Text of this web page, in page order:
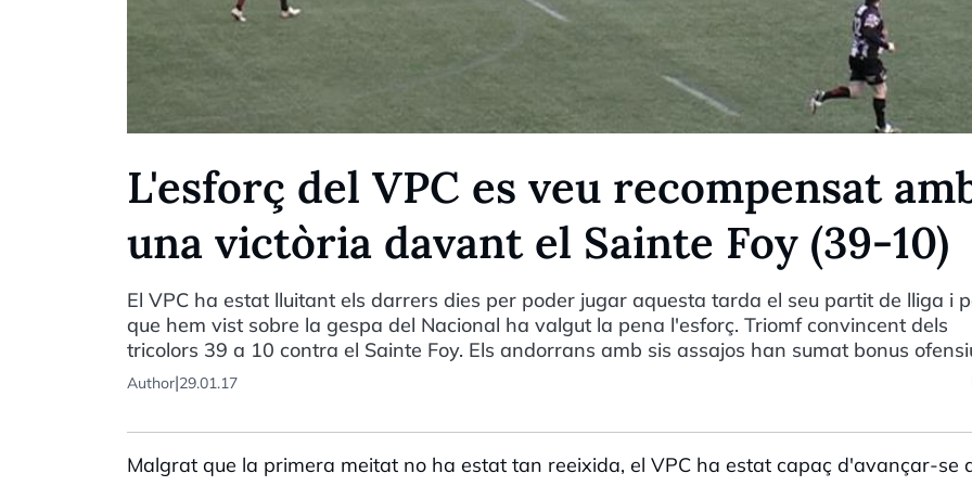
L'esforç del VPC es veu recompensat
una victòria davant el Sainte Foy (39-10)
El VPC ha estat lluitant els darrers dies per poder jugar aquesta tarda el seu partit de lliga i
que hem vist sobre la gespa del Nacional ha valgut la pena l'esforç. Triomf convincent dels
tricolors 39 a 10 contra el Sainte Foy. Els andorrans amb sis assajos han sumat bonus
Author|29.01.17
Malgrat que la primera meitat no ha estat tan reeixida, el VPC ha estat capaç d'avançar-se